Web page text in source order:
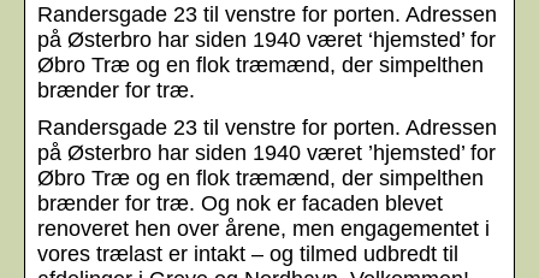
Randersgade 23 til venstre for porten. Adressen
på Østerbro har siden 1940 været ‘hjemsted’ for
Øbro Træ og en flok træmænd, der simpelthen
brænder for træ.
Randersgade 23 til venstre for porten. Adressen
på Østerbro har siden 1940 været ’hjemsted’ for
Øbro Træ og en flok træmænd, der simpelthen
brænder for træ. Og nok er facaden blevet
renoveret hen over årene, men engagementet i
vores trælast er intakt – og tilmed udbredt til